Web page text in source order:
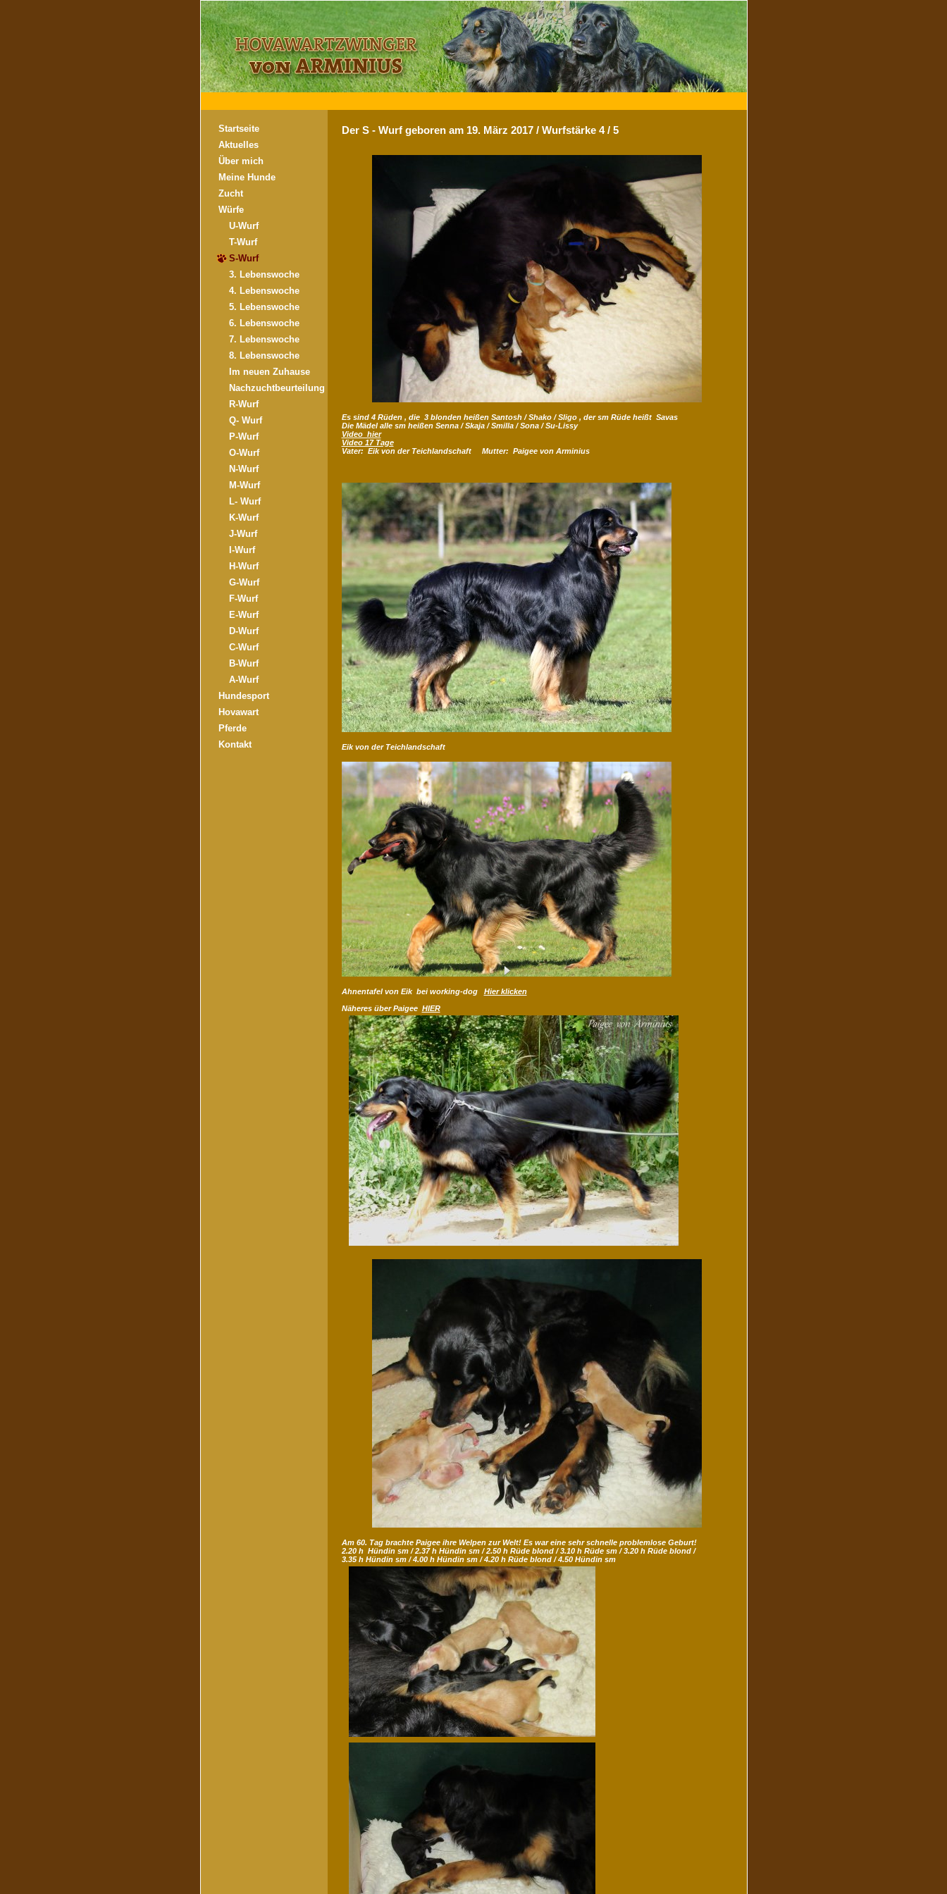
Startseite
Aktuelles
Über mich
Meine Hunde
Zucht
Würfe
U-Wurf
T-Wurf
S-Wurf
3. Lebenswoche
4. Lebenswoche
5. Lebenswoche
6. Lebenswoche
7. Lebenswoche
8. Lebenswoche
Im neuen Zuhause
Nachzuchtbeurteilung
R-Wurf
Q- Wurf
P-Wurf
O-Wurf
N-Wurf
M-Wurf
L- Wurf
K-Wurf
J-Wurf
I-Wurf
H-Wurf
G-Wurf
F-Wurf
E-Wurf
D-Wurf
C-Wurf
B-Wurf
A-Wurf
Hundesport
Hovawart
Pferde
Kontakt
Der S - Wurf geboren am 19. März 2017 / Wurfstärke 4 / 5
Es sind 4 Rüden , die 3 blonden heißen Santosh / Shako / Sligo , der sm Rüde heißt Savas
Die Mädel alle sm heißen Senna / Skaja / Smilla / Sona / Su-Lissy
Video hier
Video 17 Tage
Vater: Eik von der Teichlandschaft Mutter: Paigee von Arminius
Eik von der Teichlandschaft
Ahnentafel von Eik bei working-dog Hier klicken
Näheres über Paigee HIER
Am 60. Tag brachte Paigee ihre Welpen zur Welt! Es war eine sehr schnelle problemlose Geburt!
2.20 h Hündin sm / 2.37 h Hündin sm / 2.50 h Rüde blond / 3.10 h Rüde sm / 3.20 h Rüde blond /
3.35 h Hündin sm / 4.00 h Hündin sm / 4.20 h Rüde blond / 4.50 Hündin sm